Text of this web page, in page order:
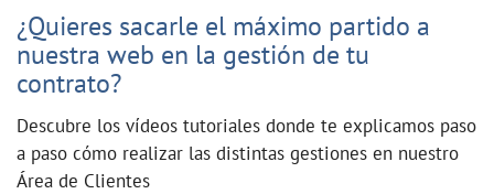
¿Quieres sacarle el máximo partido a
nuestra web en la gestión de tu
contrato?
Descubre los vídeos tutoriales donde te explicamos paso
a paso cómo realizar las distintas gestiones en nuestro
Área de Clientes